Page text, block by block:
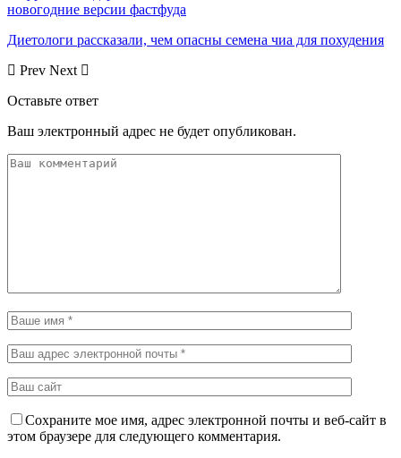
новогодние версии фастфуда
Диетологи рассказали, чем опасны семена чиа для похудения
Prev Next
Оставьте ответ
Ваш электронный адрес не будет опубликован.
Сохраните мое имя, адрес электронной почты и веб-сайт в
этом браузере для следующего комментария.